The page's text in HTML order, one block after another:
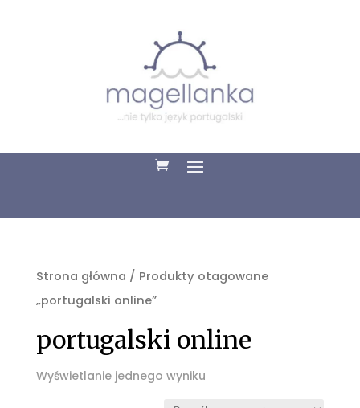
Strona główna / Produkty otagowane
„portugalski online”
portugalski online
Wyświetlanie jednego wyniku